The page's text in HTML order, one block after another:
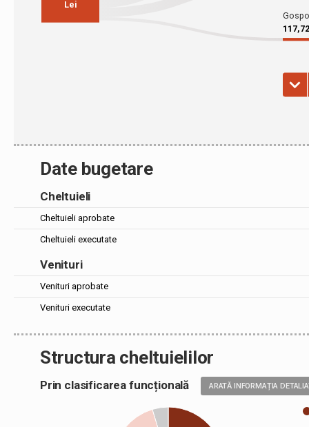
Date bugetare
Cheltuieli
Cheltuieli aprobate
Cheltuieli executate
Venituri
Venituri aprobate
Venituri executate
Structura cheltuielilor
Prin clasificarea funcțională ARATĂ INFORMAȚIA